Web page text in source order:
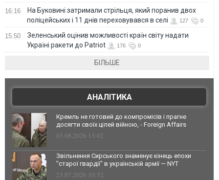
16:16
На Буковині затримали стрільця, який поранив двох
поліцейських і 11 днів переховувався в селі
127 0
15:50
Зеленський оцінив можливості країн світу надати
Україні ракети до Patriot
176 0
БІЛЬШЕ
АНАЛІТИКА
Кремль не готовий до компромісів і прагне
досягти своїх цілей війною, - Foreign Affairs
03.08.2026 13:02
Звільнення Сирського знаменує кінець епохи
"старої гвардії" в українській армії — NYT
23.07.2026 10:32